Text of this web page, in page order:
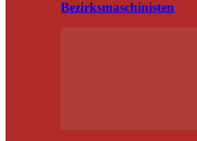
Bezirksmaschinisten